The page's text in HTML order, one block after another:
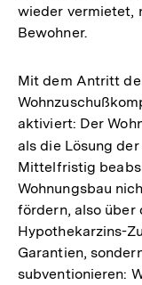
wieder vermietet,
Bewohner.
Mit dem Antritt
aktiviert: Der
als die Lösung
Mittelfristig
Wohnungsbau
fördern, also über
Hypothekarzins-
Garantien,
subventionieren: